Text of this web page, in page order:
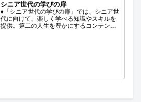
シニア世代の学びの扉
♦「シニア世代の学びの扉」では、シニア世
代に向けて、楽しく学べる知識やスキルを
提供。第二の人生を豊かにするコンテンツ